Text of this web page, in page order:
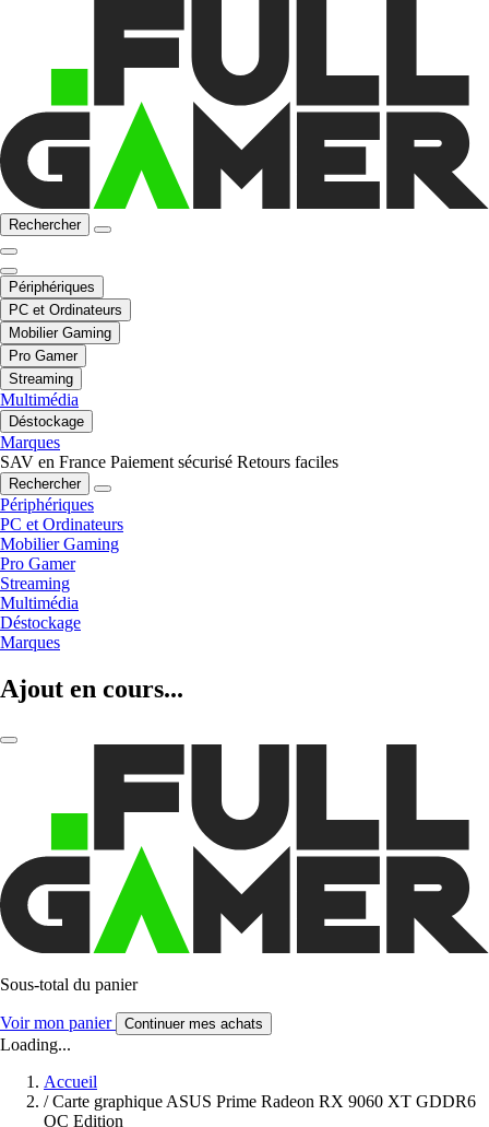
Rechercher
Périphériques
PC et Ordinateurs
Mobilier Gaming
Pro Gamer
Streaming
Multimédia
Déstockage
Marques
SAV en France Paiement sécurisé Retours faciles
Rechercher
Périphériques
PC et Ordinateurs
Mobilier Gaming
Pro Gamer
Streaming
Multimédia
Déstockage
Marques
Ajout en cours...
Sous-total du panier
Voir mon panier Continuer mes achats
Loading...
Accueil
/ Carte graphique ASUS Prime Radeon RX 9060 XT GDDR6
OC Edition